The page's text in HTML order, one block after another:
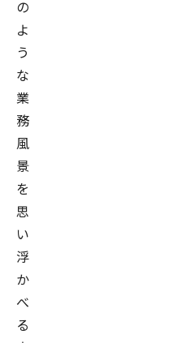
の
よ
う
な
業
務
風
景
を
思
い
浮
か
べ
る